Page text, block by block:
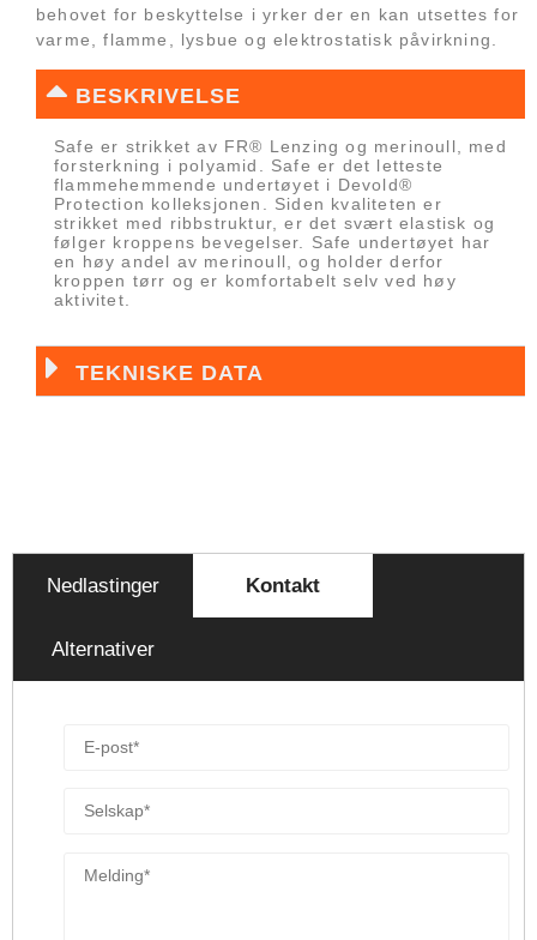
behovet for beskyttelse i yrker der en kan utsettes for
varme, flamme, lysbue og elektrostatisk påvirkning.
BESKRIVELSE
Safe er strikket av FR® Lenzing og merinoull, med
forsterkning i polyamid. Safe er det letteste
flammehemmende undertøyet i Devold®
Protection kolleksjonen. Siden kvaliteten er
strikket med ribbstruktur, er det svært elastisk og
følger kroppens bevegelser. Safe undertøyet har
en høy andel av merinoull, og holder derfor
kroppen tørr og er komfortabelt selv ved høy
aktivitet.
TEKNISKE DATA
Nedlastinger Kontakt
Alternativer